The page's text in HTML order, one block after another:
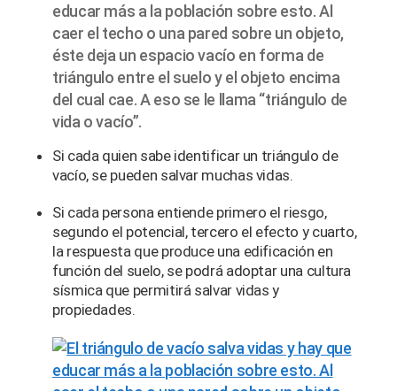
educar más a la población sobre esto. Al
caer el techo o una pared sobre un objeto,
éste deja un espacio vacío en forma de
triángulo entre el suelo y el objeto encima
del cual cae. A eso se le llama “triángulo de
vida o vacío”.
Si cada quien sabe identificar un triángulo de
vacío, se pueden salvar muchas vidas.
Si cada persona entiende primero el riesgo,
segundo el potencial, tercero el efecto y cuarto,
la respuesta que produce una edificación en
función del suelo, se podrá adoptar una cultura
sísmica que permitirá salvar vidas y
propiedades.